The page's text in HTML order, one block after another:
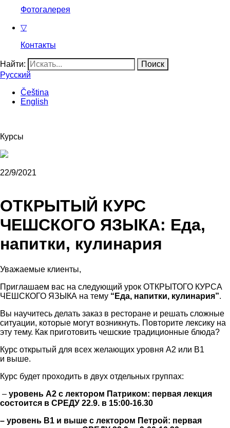
Фотогалерея
▽
Контакты
Найти:
Русский
Čeština
English
Курсы
22/9/2021
ОТКРЫТЫЙ КУРС
ЧЕШСКОГО ЯЗЫКА: Еда,
напитки, кулинария
Уважаемые клиенты,
Приглашаем вас на следующий урок ОТКРЫТОГО КУРСА
ЧЕШСКОГО ЯЗЫКА на тему “Еда, напитки, кулинария”.
Вы научитесь делать заказ в ресторане и решать сложные
ситуации, которые могут возникнуть. Повторите лексику на
эту тему. Как приготовить чешские традиционные блюда?
Курс открытый для всех желающих уровня А2 или В1
и выше.
Курс будет проходить в двух отдельных группах:
– уровень А2 с лектором Патриком: первая лекция
состоится в СРЕДУ 22.9. в 15:00-16.30
– уровень В1 и выше с лектором Петрой: первая